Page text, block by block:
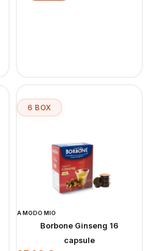
6 BOX
A MODO MIO
Borbone Ginseng 16
capsule